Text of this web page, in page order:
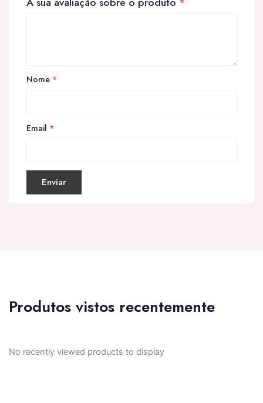
Nome *
Email *
Produtos vistos recentemente
No recently viewed products to display